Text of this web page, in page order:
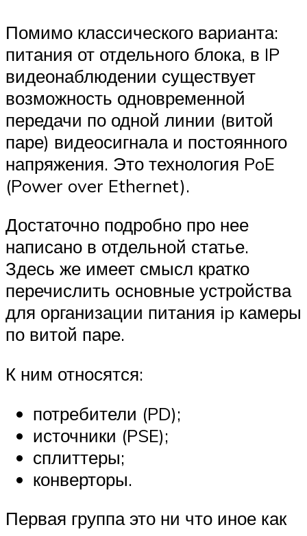
Помимо классического варианта:
питания от отдельного блока, в IP
видеонаблюдении существует
возможность одновременной
передачи по одной линии (витой
паре) видеосигнала и постоянного
напряжения. Это технология PoE
(Power over Ethernet).
Достаточно подробно про нее
написано в отдельной статье.
Здесь же имеет смысл кратко
перечислить основные устройства
для организации питания ip камеры
по витой паре.
К ним относятся:
потребители (PD);
источники (PSE);
сплиттеры;
конверторы.
Первая группа это ни что иное как